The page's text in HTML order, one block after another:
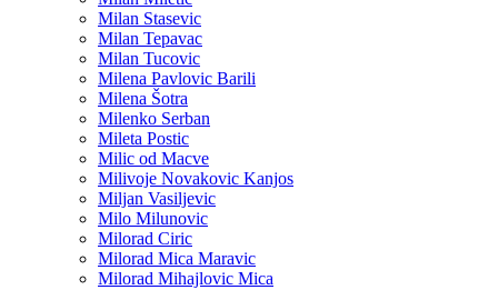
Milan Stasevic
Milan Tepavac
Milan Tucovic
Milena Pavlovic Barili
Milena Šotra
Milenko Serban
Mileta Postic
Milic od Macve
Milivoje Novakovic Kanjos
Miljan Vasiljevic
Milo Milunovic
Milorad Ciric
Milorad Mica Maravic
Milorad Mihajlovic Mica